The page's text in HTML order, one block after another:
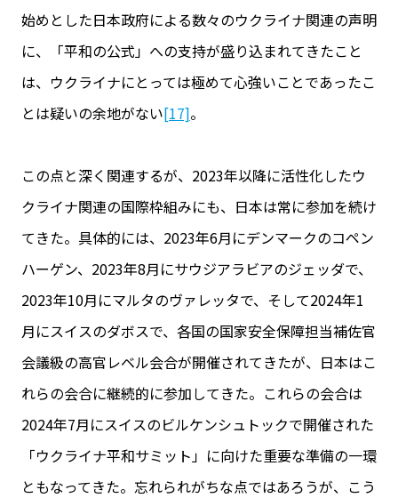
始めとした日本政府による数々のウクライナ関連の声明
に、「平和の公式」への支持が盛り込まれてきたこと
は、ウクライナにとっては極めて心強いことであったこ
とは疑いの余地がない[17]。
この点と深く関連するが、2023年以降に活性化したウ
クライナ関連の国際枠組みにも、日本は常に参加を続け
てきた。具体的には、2023年6月にデンマークのコペン
ハーゲン、2023年8月にサウジアラビアのジェッダで、
2023年10月にマルタのヴァレッタで、そして2024年1
月にスイスのダボスで、各国の国家安全保障担当補佐官
会議級の高官レベル会合が開催されてきたが、日本はこ
れらの会合に継続的に参加してきた。これらの会合は
2024年7月にスイスのビルケンシュトックで開催された
「ウクライナ平和サミット」に向けた重要な準備の一環
ともなってきた。忘れられがちな点ではあろうが、こう